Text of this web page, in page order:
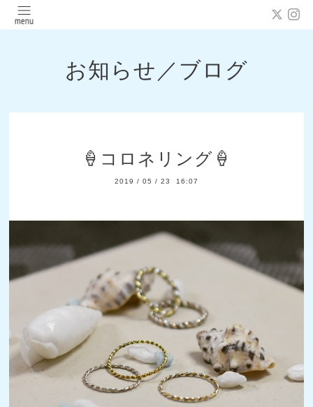
お知らせ／ブログ
🍦コロネリング🍦
2019 / 05 / 23 16:07